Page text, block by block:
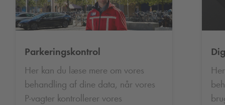
Parkeringskontrol
Her kan du læse mere om vores
behandling af dine data, når vores
P-vagter kontrollerer vores